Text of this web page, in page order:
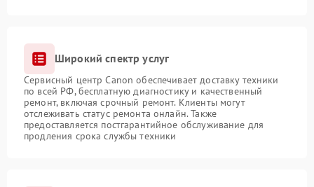
Широкий спектр услуг
Сервисный центр Canon обеспечивает доставку техники
по всей РФ, бесплатную диагностику и качественный
ремонт, включая срочный ремонт. Клиенты могут
отслеживать статус ремонта онлайн. Также
предоставляется постгарантийное обслуживание для
продления срока службы техники